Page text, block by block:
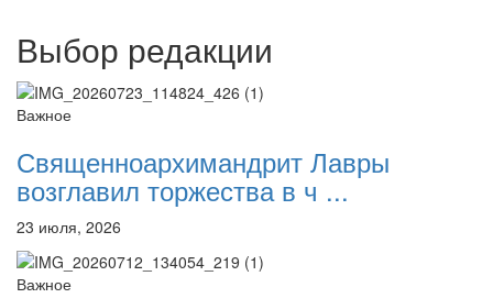
12 сентября 2015Название трансляции
12 сентября 2015 Название трансляции
12 сентября 2015Название трансляции
12 сентября 2015
Перейти к архиву
Выбор редакции
Важное
Священноархимандрит Лавры
возглавил торжества в ч ...
23 июля, 2026
Важное